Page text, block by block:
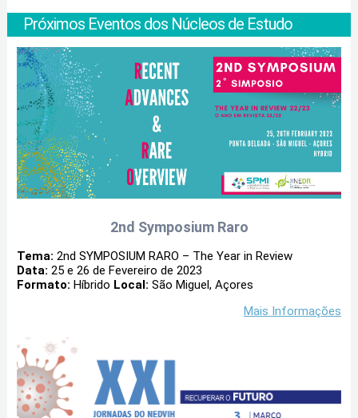
Próximos Eventos dos Núcleos de Estudo
2nd Symposium Raro
Tema: 2nd SYMPOSIUM RARO – The Year in Review
Data: 25 e 26 de Fevereiro de 2023
Formato: Híbrido Local: São Miguel, Açores
Mais Informações